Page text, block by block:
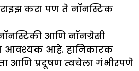
करा पण ते नॉनस्टिक
आणि नॉनग्रेसी
आवश्यक आहे. हानिकारक
आणि प्रदूषण त्वचेला गंभीरपणे